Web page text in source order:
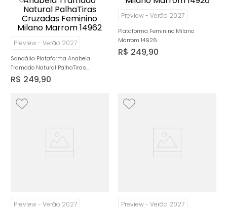
Preview - Verão 2027
Sandália Plataforma Anabela
Tramado Natural PalhaTiras
Cruzadas Feminino Milano Marrom
R$ 249,90
Preview - Verão 2027
Plataforma Feminino Milano
Marrom 14926
R$ 249,90
Preview - Verão 2027 Preview - Verão 2027